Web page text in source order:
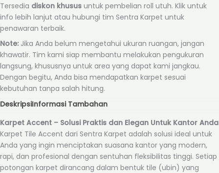
Tersedia diskon khusus untuk pembelian roll utuh. Klik untuk
info lebih lanjut atau hubungi tim Sentra Karpet untuk
penawaran terbaik.
Note: Jika Anda belum mengetahui ukuran ruangan, jangan
khawatir. Tim kami siap membantu melakukan pengukuran
langsung, khususnya untuk area yang dapat kami jangkau.
Dengan begitu, Anda bisa mendapatkan karpet sesuai
kebutuhan tanpa salah hitung.
DeskripsiInformasi Tambahan
Karpet Accent – Solusi Praktis dan Elegan Untuk Kantor Anda
Karpet Tile Accent dari Sentra Karpet adalah solusi ideal untuk
Anda yang ingin menciptakan suasana kantor yang modern,
rapi, dan profesional dengan sentuhan fleksibilitas tinggi. Setiap
potongan karpet dirancang dalam bentuk tile (ubin) yang